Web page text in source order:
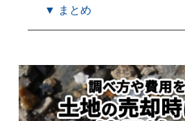
▼ まとめ